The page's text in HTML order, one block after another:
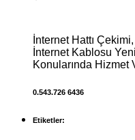
İnternet Hattı
İnternet Kablosu
Konularında Hizmet
0.543.726 6436
Etiketler: